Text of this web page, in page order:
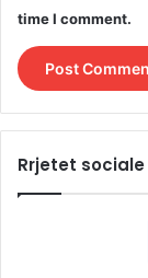
time I comment.
Rrjetet sociale